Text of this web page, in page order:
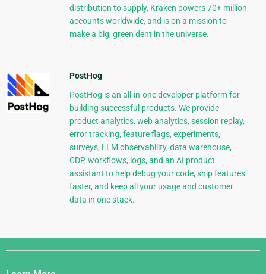
distribution to supply, Kraken powers 70+ million
accounts worldwide, and is on a mission to
make a big, green dent in the universe.
PostHog
PostHog is an all-in-one developer platform for
building successful products. We provide
product analytics, web analytics, session replay,
error tracking, feature flags, experiments,
surveys, LLM observability, data warehouse,
CDP, workflows, logs, and an AI product
assistant to help debug your code, ship features
faster, and keep all your usage and customer
data in one stack.
Django